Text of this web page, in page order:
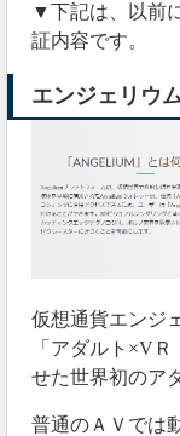
現在、エンジ
リリースさせて
今回は、
ドファンディ
#エンジ
・現在
・コミュ
ドファン
— ビット
▼下記は、以前
証内容です。
エンジェリウ
仮想通貨エンジ
「アダルト×V
せた世界初のア
普通のＡＶでは